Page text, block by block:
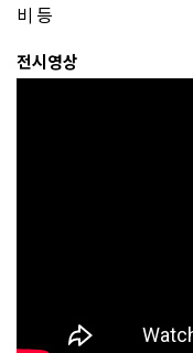
비 등
전시영상